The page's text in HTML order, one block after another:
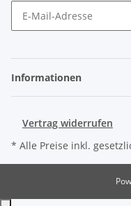
Informationen
Vertrag widerrufen
* Alle Preise inkl.